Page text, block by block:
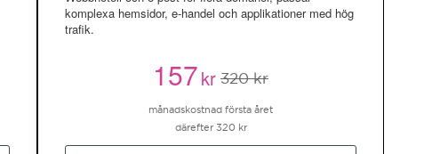
komplexa hemsidor, e-handel och applikationer med hög
trafik.
157kr 320 kr
månadskostnad första året
därefter 320 kr